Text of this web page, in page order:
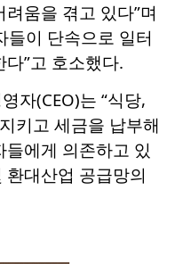
움을 겪고 있다”며
들이 단속으로 일터
”고 호소했다.
자(CEO)는 “식당,
키고 세금을 납부해
에게 의존하고 있
환대산업 공급망의